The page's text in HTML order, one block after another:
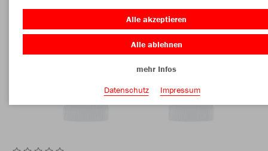
Alle akzeptieren
Alle ablehnen
mehr Infos
Datenschutz
Impressum